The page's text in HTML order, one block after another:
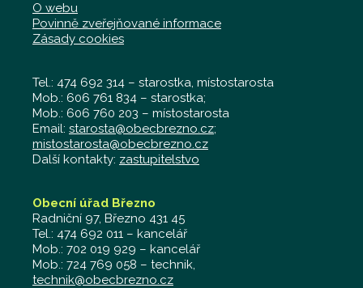
O webu
Povinně zveřejňované informace
Zásady cookies
Tel.: 474 692 314 – starostka, místostarosta
Mob.: 606 761 834 – starostka;
Mob.: 606 760 203 – místostarosta
Email: starosta@obecbrezno.cz;
mistostarosta@obecbrezno.cz
Další kontakty: zastupitelstvo
Obecní úřad Březno
Radniční 97, Březno 431 45
Tel.: 474 692 011 – kancelář
Mob.: 702 019 929 – kancelář
Mob.: 724 769 058 – technik,
technik@obecbrezno.cz